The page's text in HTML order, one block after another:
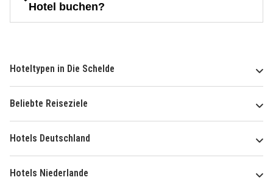
Hotel buchen?
Hoteltypen in Die Schelde
Beliebte Reiseziele
Hotels Deutschland
Hotels Niederlande